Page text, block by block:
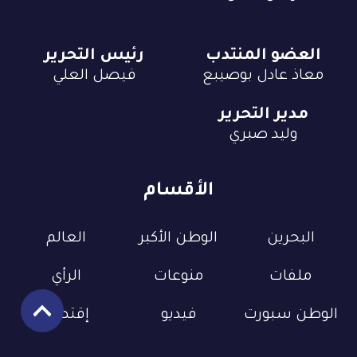
الأقسام
البحرين الوطن الأكبر العالم
ملفات منوعات الرأي
الوطن سبورت فيديو إقتصاد
العضو المنتدب
معاذ عادل بوصيبع
رئيس التحرير
فيصل العلي
مدير التحرير
وليد صبري